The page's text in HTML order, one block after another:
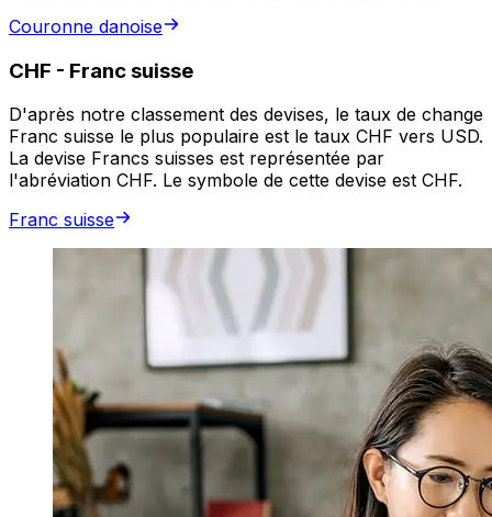
Couronne danoise
CHF - Franc suisse
D'après notre classement des devises, le taux de change
Franc suisse le plus populaire est le taux CHF vers USD.
La devise Francs suisses est représentée par
l'abréviation CHF. Le symbole de cette devise est CHF.
Franc suisse